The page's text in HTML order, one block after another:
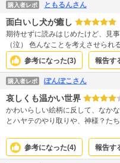
購入者レポ ともるんさん
面白いし犬が癒し
期待せずに読みはじめたけど、見
（泣） 色んなことを考えさせられ
参考になった(3) 報告す
購入者レポ ぽんぽこさん
哀しくも温かい世界
かわいらしい絵柄に反して、なか
とハヤテのやり取りや、神様？た
杵ちゃんの話に涙して、最後まで
考えさせてくれます。 Eテレの土
参考になった(4) 報告す